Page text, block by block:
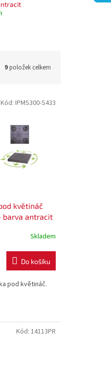
9položek celkem
květináč
barva antracit
Skladem
Do košíku
pod květináč.
Kód: IPMS300-S433
Kód: 14113PR